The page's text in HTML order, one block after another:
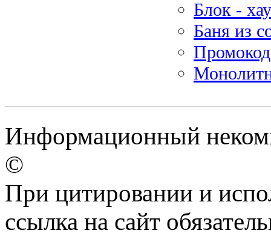
Блок -
Баня из
Информационный
©
При цитировании и
ссылка на сайт